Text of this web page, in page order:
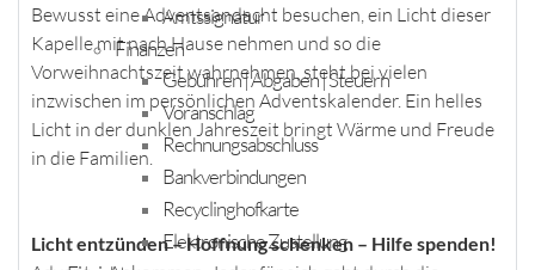
Amtssignatur
Finanzen
Gebühren | Abgaben | Steuern
Voranschlag
Rechnungsabschluss
Bankverbindungen
Recyclinghofkarte
Elektronische Zustellung
Bewusst eine Adventsandacht besuchen, ein Licht dieser
Kapelle mit nach Hause nehmen und so die
Vorweihnachtszeit wahrnehmen, steht bei vielen
inzwischen im persönlichen Adventskalender. Ein helles
Licht in der dunklen Jahreszeit bringt Wärme und Freude
in die Familien.
Licht entzünden – Hoffnung schenken – Hilfe spenden!